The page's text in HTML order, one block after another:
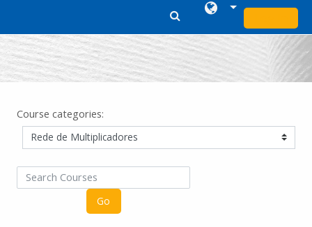
Skip to main content
Course categories:
Go